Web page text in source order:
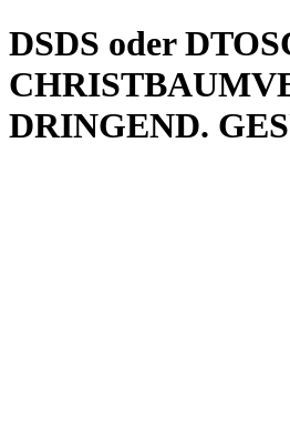
DSDS oder
DRINGEND.